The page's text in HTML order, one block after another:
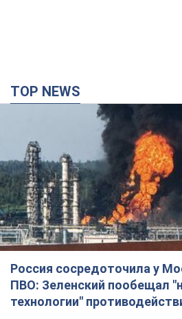
TOP NEWS
Россия сосредоточила у
ПВО: Зеленский пообещал
технологии"